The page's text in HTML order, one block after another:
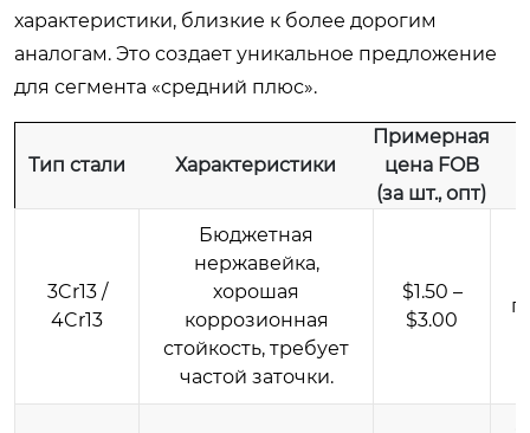
характеристики, близкие к более дорогим
аналогам. Это создает уникальное предложение
для сегмента «средний плюс».
Тип стали Характеристики
Примерная
цена FOB
(за шт., опт)
3Cr13 /
4Cr13
Бюджетная
нержавейка,
хорошая
коррозионная
стойкость, требует
частой заточки.
$1.50 –
$3.00